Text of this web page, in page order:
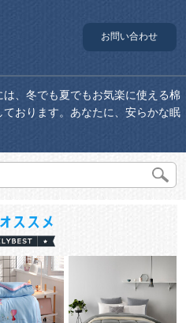
お問い合わせ
、冬でも夏でもお気楽に使える棉
おります。あなたに、安らかな眠